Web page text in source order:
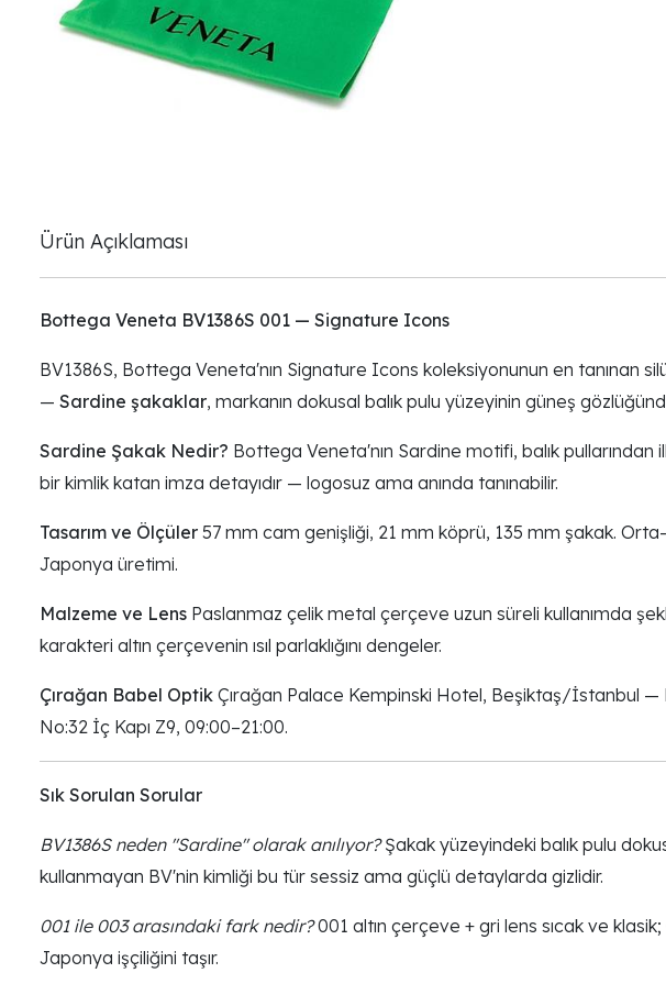
Ürün Açıklaması
Bottega Veneta BV1386S 001 — Signature Icons
BV1386S, Bottega Veneta'nın Signature Icons koleksiyonunun en tanınan
— Sardine şakaklar, markanın dokusal balık pulu yüzeyinin güneş
Sardine Şakak Nedir? Bottega Veneta'nın Sardine motifi, balık
bir kimlik katan imza detayıdır — logosuz ama anında tanınabilir.
Tasarım ve Ölçüler 57 mm cam genişliği, 21 mm köprü, 135 mm şakak.
Japonya üretimi.
Malzeme ve Lens Paslanmaz çelik metal çerçeve uzun süreli kullanımda
karakteri altın çerçevenin ısıl parlaklığını dengeler.
Çırağan Babel Optik Çırağan Palace Kempinski Hotel, Beşiktaş/İstanbul —
No:32 İç Kapı Z9, 09:00–21:00.
Sık Sorulan Sorular
BV1386S neden "Sardine" olarak anılıyor?Şakak yüzeyindeki balık pulu
kullanmayan BV'nin kimliği bu tür sessiz ama güçlü detaylarda gizlidir.
001 ile 003 arasındaki fark nedir?001 altın çerçeve + gri lens sıcak ve
Japonya işçiliğini taşır.